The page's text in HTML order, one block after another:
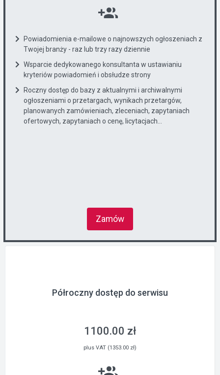
Powiadomienia e-mailowe o najnowszych ogłoszeniach z
Twojej branży - raz lub trzy razy dziennie
Wsparcie dedykowanego konsultanta w ustawianiu
kryteriów powiadomień i obsłudze strony
Roczny dostęp do bazy z aktualnymi i archiwalnymi
ogłoszeniami o przetargach, wynikach przetargów,
planowanych zamówieniach, zleceniach, zapytaniach
ofertowych, zapytaniach o cenę, licytacjach...
Zamów
Półroczny dostęp do serwisu
1100.00 zł
plus VAT (1353.00 zł)